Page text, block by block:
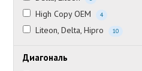
High Copy OEM 4
Liteon, Delta, Hipro 10
Диагональ